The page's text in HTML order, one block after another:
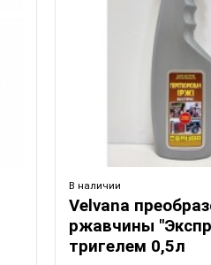
В наличии
Velvana
ржавчины
тригелем 0,5л